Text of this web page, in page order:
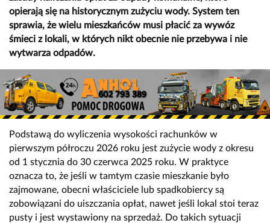
opierają się na historycznym zużyciu wody. System ten
sprawia, że wielu mieszkańców musi płacić za wywóz
śmieci z lokali, w których nikt obecnie nie przebywa i nie
wytwarza odpadów.
Podstawą do wyliczenia wysokości rachunków w
pierwszym półroczu 2026 roku jest zużycie wody z okresu
od 1 stycznia do 30 czerwca 2025 roku. W praktyce
oznacza to, że jeśli w tamtym czasie mieszkanie było
zajmowane, obecni właściciele lub spadkobiercy są
zobowiązani do uiszczania opłat, nawet jeśli lokal stoi teraz
pusty i jest wystawiony na sprzedaż. Do takich sytuacji